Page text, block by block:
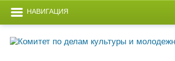
НАВИГАЦИЯ